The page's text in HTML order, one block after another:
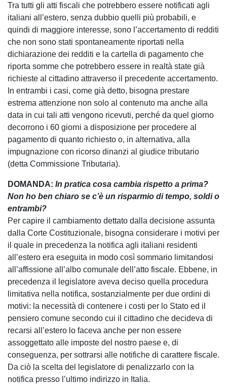
Tra tutti gli atti fiscali che potrebbero essere notificati agli
italiani all’estero, senza dubbio quelli più probabili, e
quindi di maggiore interesse, sono l’accertamento di redditi
che non sono stati spontaneamente riportati nella
dichiarazione dei redditi e la cartella di pagamento che
riporta somme che potrebbero essere in realtà state già
richieste al cittadino attraverso il precedente accertamento.
In entrambi i casi, come già detto, bisogna prestare
estrema attenzione non solo al contenuto ma anche alla
data in cui tali atti vengono ricevuti, perché da quel giorno
decorrono i 60 giorni a disposizione per procedere al
pagamento di quanto richiesto o, in alternativa, alla
impugnazione con ricorso dinanzi al giudice tributario
(detta Commissione Tributaria).
DOMANDA: In pratica cosa cambia rispetto a prima?
Non ho ben chiaro se c’è un risparmio di tempo, soldi o
entrambi?
Per capire il cambiamento dettato dalla decisione assunta
dalla Corte Costituzionale, bisogna considerare i motivi per
il quale in precedenza la notifica agli italiani residenti
all’estero era eseguita in modo così sommario limitandosi
all’affissione all’albo comunale dell’atto fiscale. Ebbene, in
precedenza il legislatore aveva deciso quella procedura
limitativa nella notifica, sostanzialmente per due ordini di
motivi: la necessità di contenere i costi per lo Stato ed il
pensiero comune secondo cui il cittadino che decideva di
recarsi all’estero lo faceva anche per non essere
assoggettato alle imposte del nostro paese e, di
conseguenza, per sottrarsi alle notifiche di carattere fiscale.
Da ciò la scelta del legislatore di penalizzarlo con la
notifica presso l’ultimo indirizzo in Italia.